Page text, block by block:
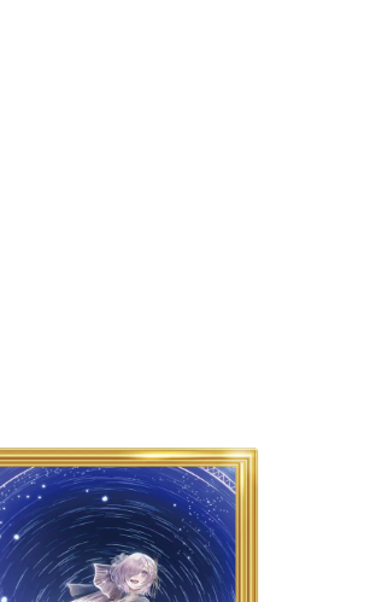
ムが変えた日本語
値」「裏技」「ラスボス」… ゲームにまつわる言葉
や用法の変遷を、コンピューター文化史研究家・タ
P氏が徹底調査。